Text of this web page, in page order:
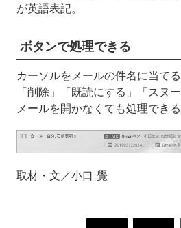
が英語表記。
ボタンで処理できる
カーソルをメールの件名に当て
「削除」「既読にする」「スヌ
メールを開かなくても処理できる
取材・文／小口 覺